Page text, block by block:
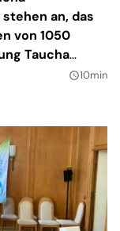
an, das
von 1050
Taucha
in
oder
mit Taucha
auf große
query_builder10min